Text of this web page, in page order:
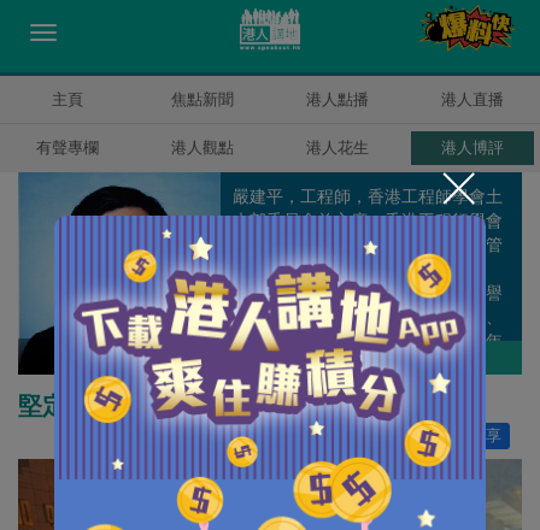
主頁 焦點新聞 港人點播 港人直播
有聲專欄 港人觀點 港人花生 港人博評
嚴建平
嚴建平，工程師，香港工程師學會土
木部委員會前主席、香港工程師學會
環境部委員會前主席、工程師註冊管
理局前委員、香港工程師學會前理
事、澳洲工程師學會香港分部前榮譽
顧問、工程界社促會前高級副主席、
香港公共行政學會前副會長、5.12年
青工程師大聯盟顧問 、香港建設管理
交流中心主席、香港建造專業人士協
會會長。
作者其他博評
堅定支持止暴制亂
分享
617